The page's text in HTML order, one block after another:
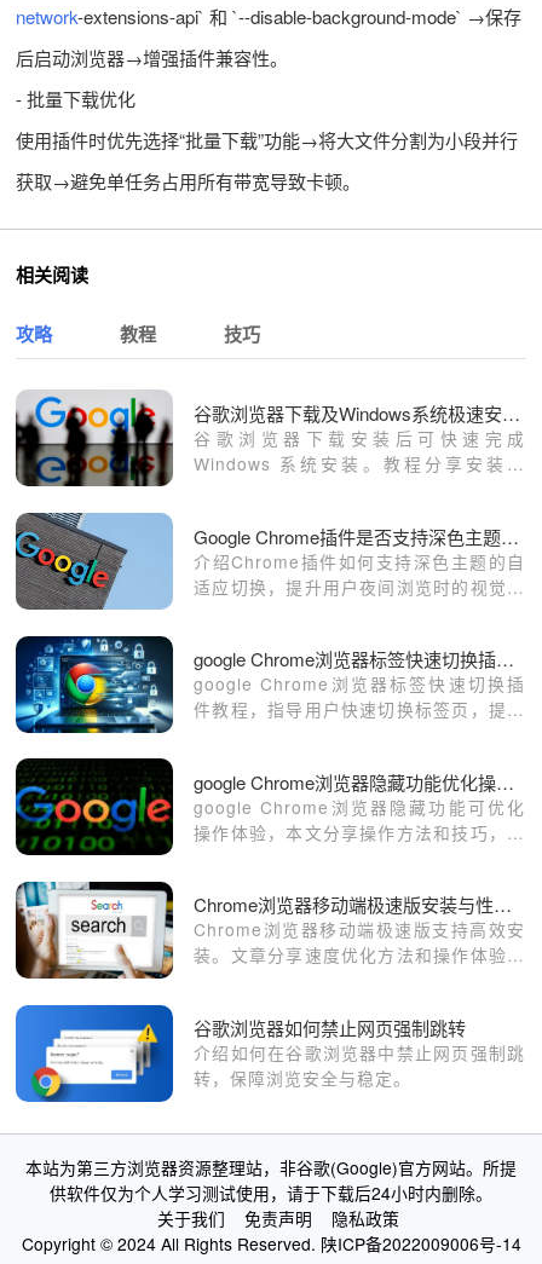
network-extensions-api` 和 `--disable-background-mode` →保存
后启动浏览器→增强插件兼容性。
- 批量下载优化
使用插件时优先选择“批量下载”功能→将大文件分割为小段并行
获取→避免单任务占用所有带宽导致卡顿。
相关阅读
攻略 教程 技巧
谷歌浏览器下载及Windows系统极速安装操作技巧
谷歌浏览器下载安装后可快速完成
Windows 系统安装。教程分享安装流
Google Chrome插件是否支持深色主题自适应
介绍Chrome插件如何支持深色主题的自
适应切换，提升用户夜间浏览时的视觉舒
google Chrome浏览器标签快速切换插件教程
google Chrome浏览器标签快速切换插
件教程，指导用户快速切换标签页，提升
google Chrome浏览器隐藏功能优化操作方法
google Chrome浏览器隐藏功能可优化
操作体验，本文分享操作方法和技巧，帮
Chrome浏览器移动端极速版安装与性能优化经验分享
Chrome浏览器移动端极速版支持高效安
装。文章分享速度优化方法和操作体验提
谷歌浏览器如何禁止网页强制跳转
介绍如何在谷歌浏览器中禁止网页强制跳
转，保障浏览安全与稳定。
本站为第三方浏览器资源整理站，非谷歌(Google)官方网站。所提
供软件仅为个人学习测试使用，请于下载后24小时内删除。
关于我们
免责声明
隐私政策
Copyright © 2024 All Rights Reserved. 陕ICP备2022009006号-14